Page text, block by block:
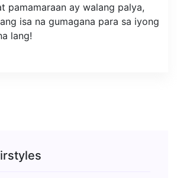
pamamaraan ay walang palya,
isa na gumagana para sa iyong
lang!